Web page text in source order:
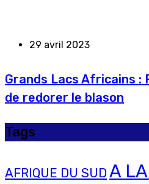
29 avril 2023
Grands Lacs Africains :
de redorer le blason
Tags
AFRIQUE DU SUD A